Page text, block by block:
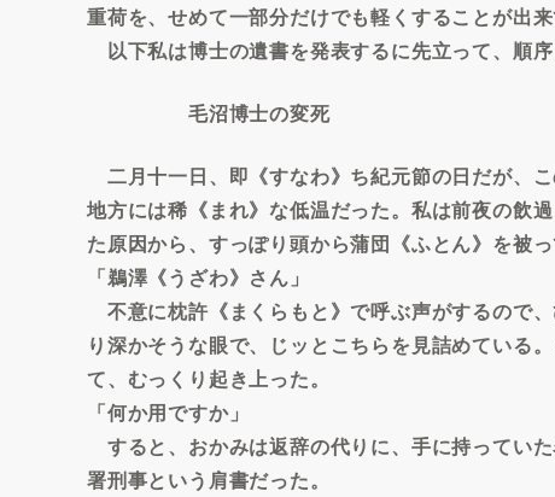
重荷を、せめて一部分だけでも軽くすることが出
以下私は博士の遺書を発表するに先立って、順
毛沼博士の変死
二月十一日、即《すなわ》ち紀元節の日だが、
地方には稀《まれ》な低温だった。私は前夜の飲
た原因から、すっぽり頭から蒲団《ふとん》を被
「鵜澤《うざわ》さん」
不意に枕許《まくらもと》で呼ぶ声がするので
り深かそうな眼で、じッとこちらを見詰めている
て、むっくり起き上った。
「何か用ですか」
すると、おかみは返辞の代りに、手に持ってい
署刑事という肩書だった。